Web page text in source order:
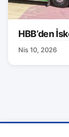
HBB’den
Nis 10, 2026